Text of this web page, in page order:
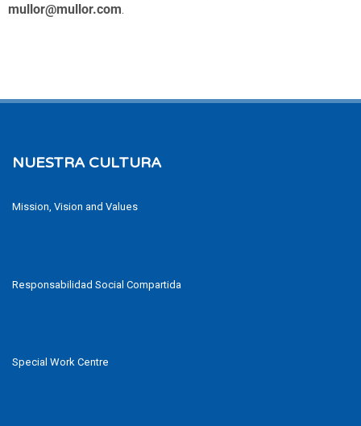
mullor@mullor.com.
NUESTRA CULTURA
Mission, Vision and Values
Responsabilidad Social Compartida
Special Work Centre